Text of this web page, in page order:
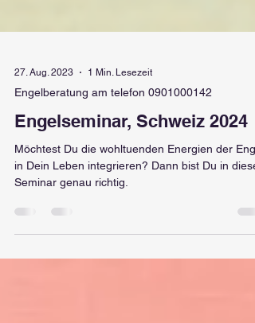
27. Aug. 2023 1 Min. Lesezeit
Engelberatung am telefon 0901000142
Engelseminar, Schweiz 2024
in Dein Leben integrieren? Dann bist Du in
Seminar genau richtig.